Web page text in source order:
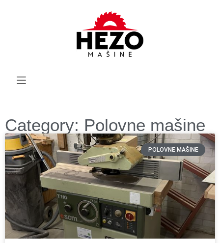
Category: Polovne mašine
POLOVNE MAŠINE